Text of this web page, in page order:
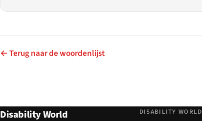
← Terug naar de woordenlijst
Disability World DISABILITY WORLD